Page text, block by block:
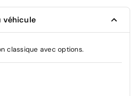
véhicule
classique avec options.